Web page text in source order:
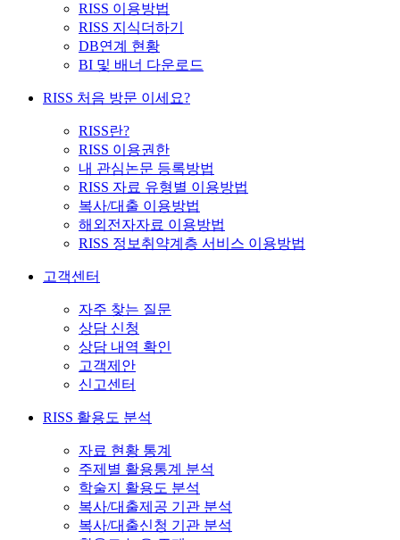
RISS 이용방법
RISS 지식더하기
DB연계 현황
BI 및 배너 다운로드
RISS 처음 방문 이세요?
RISS란?
RISS 이용권한
내 관심논문 등록방법
RISS 자료 유형별 이용방법
복사/대출 이용방법
해외전자자료 이용방법
RISS 정보취약계층 서비스 이용방법
고객센터
자주 찾는 질문
상담 신청
상담 내역 확인
고객제안
신고센터
RISS 활용도 분석
자료 현황 통계
주제별 활용통계 분석
학술지 활용도 분석
복사/대출제공 기관 분석
복사/대출신청 기관 분석